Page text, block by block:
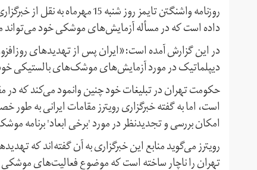
روزنامه واشنگتن تایمز روز
داده است که در مسأله آزمایش‌های موشکی خود می‌تواند
در این گزارش آمده است:«ایران پس از تهدیدهای
دیپلماتیک در مورد آزمایش‌های موشک‌های بالستیکی
حکومت تهران در تبلیغات خود چنین وانمود می‌کند که در
است، اما به گفته خبرگزاری رویترز مقامات ایرانی به
امکان بررسی و تجدیدنظر در مورد 'برخی ابعاد' برنامه
رویترز می‌گوید منابع این خبرگزاری به آن گفته‌اند که
تهران را ناچار ساخته است که موضوع فعالیت‌های